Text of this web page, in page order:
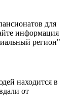
для
информация
регион"
находится в
от